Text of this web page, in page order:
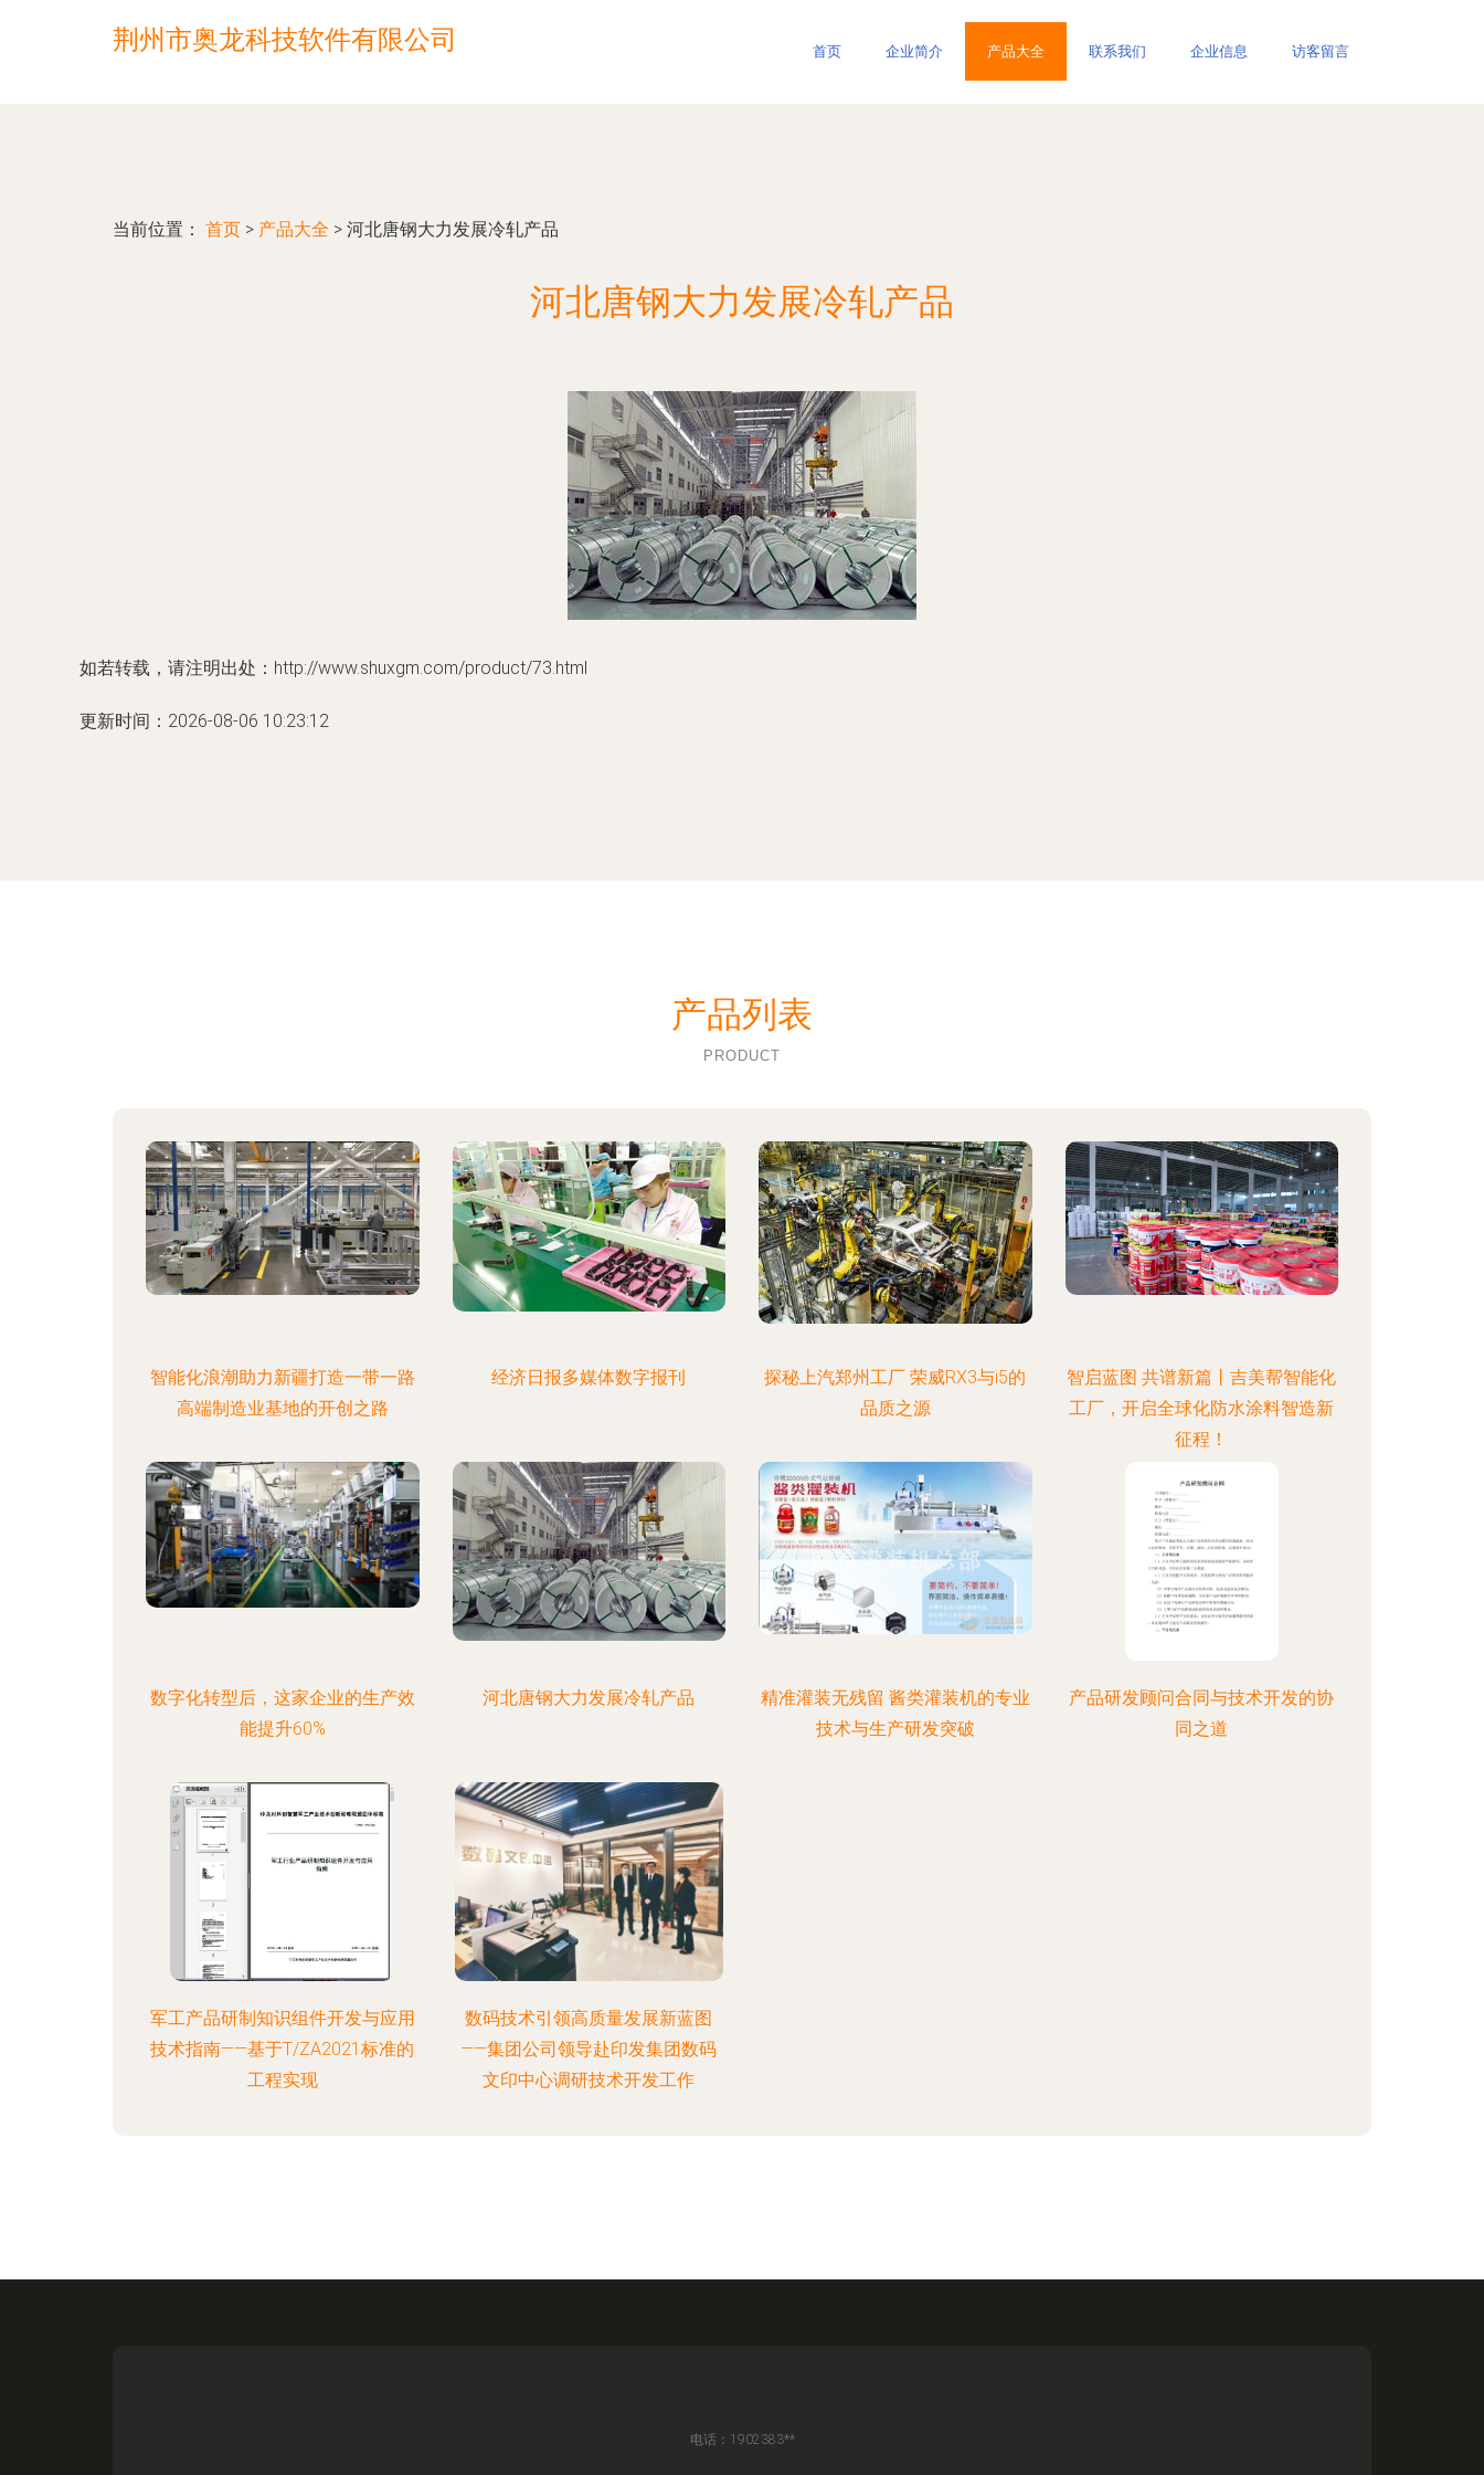
荆州市奥龙科技软件有限公司 首页 企业简介 产品大全 联系我们 企业信息 访客留言
当前位置： 首页 > 产品大全 > 河北唐钢大力发展冷轧产品
河北唐钢大力发展冷轧产品
如若转载，请注明出处：http://www.shuxgm.com/product/73.html
更新时间：2026-08-06 10:23:12
产品列表
PRODUCT
智能化浪潮助力新疆打造一带一路
高端制造业基地的开创之路
经济日报多媒体数字报刊
探秘上汽郑州工厂 荣威RX3与i5的
品质之源
智启蓝图 共谱新篇丨吉美帮智能化
工厂，开启全球化防水涂料智造新
征程！
数字化转型后，这家企业的生产效
能提升60%
河北唐钢大力发展冷轧产品
精准灌装无残留 酱类灌装机的专业
技术与生产研发突破
产品研发顾问合同与技术开发的协
同之道
军工产品研制知识组件开发与应用
技术指南——基于T/ZA2021标准的
工程实现
数码技术引领高质量发展新蓝图
——集团公司领导赴印发集团数码
文印中心调研技术开发工作
电话：1902383**